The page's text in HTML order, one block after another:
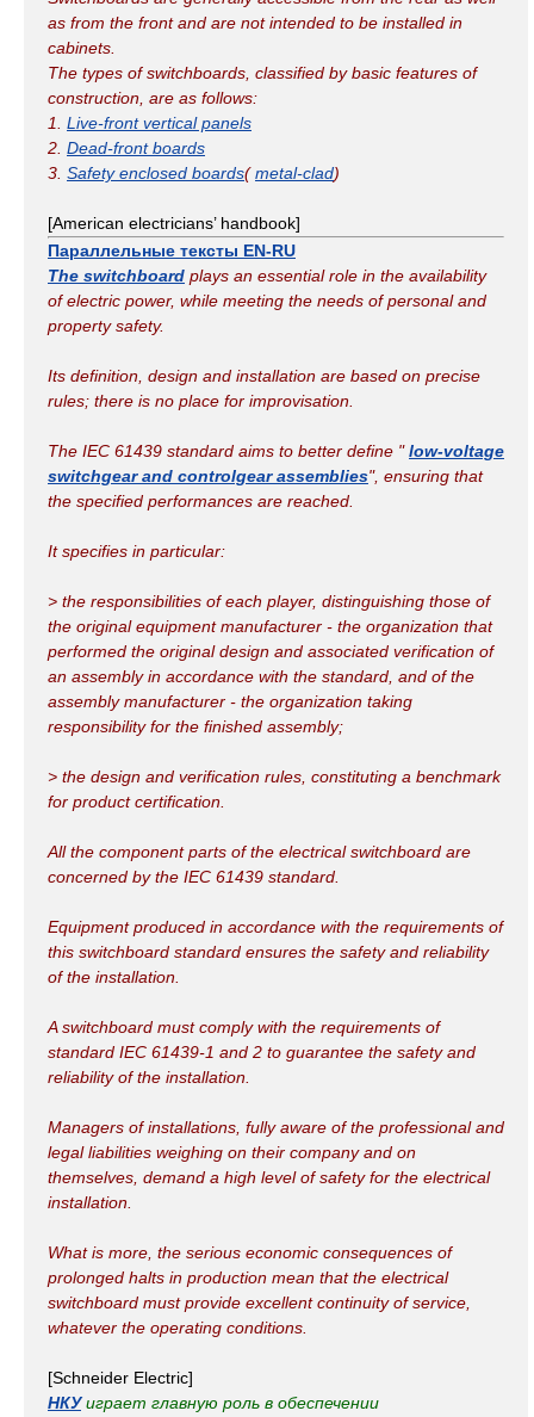
as from the front and are not intended to be installed in
cabinets.
The types of switchboards, classified by basic features of
construction, are as follows:
1. Live-front vertical panels
2. Dead-front boards
3. Safety enclosed boards(metal-clad)
[American electricians’ handbook]
Параллельные тексты EN-RU
The switchboard plays an essential role in the availability
of electric power, while meeting the needs of personal and
property safety.
Its definition, design and installation are based on precise
rules; there is no place for improvisation.
The IEC 61439 standard aims to better define " low-voltage
switchgear and controlgear assemblies", ensuring that
the specified performances are reached.
It specifies in particular:
> the responsibilities of each player, distinguishing those of
the original equipment manufacturer - the organization that
performed the original design and associated verification of
an assembly in accordance with the standard, and of the
assembly manufacturer - the organization taking
responsibility for the finished assembly;
> the design and verification rules, constituting a benchmark
for product certification.
All the component parts of the electrical switchboard are
concerned by the IEC 61439 standard.
Equipment produced in accordance with the requirements of
this switchboard standard ensures the safety and reliability
of the installation.
A switchboard must comply with the requirements of
standard IEC 61439-1 and 2 to guarantee the safety and
reliability of the installation.
Managers of installations, fully aware of the professional and
legal liabilities weighing on their company and on
themselves, demand a high level of safety for the electrical
installation.
What is more, the serious economic consequences of
prolonged halts in production mean that the electrical
switchboard must provide excellent continuity of service,
whatever the operating conditions.
[Schneider Electric]
НКУиграет главную роль в обеспечении